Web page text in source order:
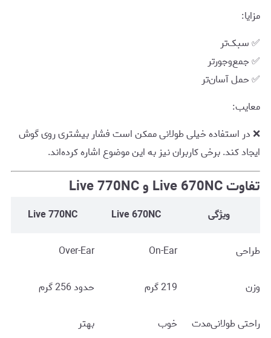
مزایا:
✅ سبک‌تر
✅ جمع‌وجورتر
✅ حمل آسان‌تر
معایب:
❌ در استفاده خیلی طولانی ممکن است فشار بیشتری روی گوش
ایجاد کند. برخی کاربران نیز به این موضوع اشاره کرده‌اند.
تفاوت Live 670NC و Live 770NC
ویژگی Live 670NC
Live 770NC
طراحی On-Ear
Over-Ear
وزن 219 گرم حدود 256 گرم
راحتی طولانی‌مدت خوب بهتر